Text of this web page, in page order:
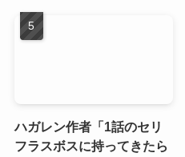
ハガレン作者「1話のセリ
フラスボスに持ってきたら